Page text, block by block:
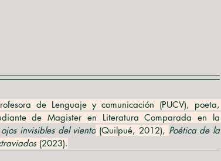
de Lenguaje y comunicación (PUCV), poeta,
de Magister en Literatura Comparada en la
ojos invisibles del viento (Quilpué, 2012), Poética de la
(2023).